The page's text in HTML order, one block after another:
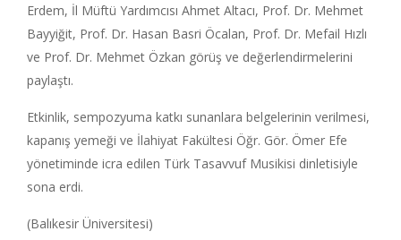
Erdem, İl Müftü Yardımcısı Ahmet Altacı, Prof. Dr. Mehmet
Bayyiğit, Prof. Dr. Hasan Basri Öcalan, Prof. Dr. Mefail Hızlı
ve Prof. Dr. Mehmet Özkan görüş ve değerlendirmelerini
paylaştı.
Etkinlik, sempozyuma katkı sunanlara belgelerinin verilmesi,
kapanış yemeği ve İlahiyat Fakültesi Öğr. Gör. Ömer Efe
yönetiminde icra edilen Türk Tasavvuf Musikisi dinletisiyle
sona erdi.
(Balıkesir Üniversitesi)